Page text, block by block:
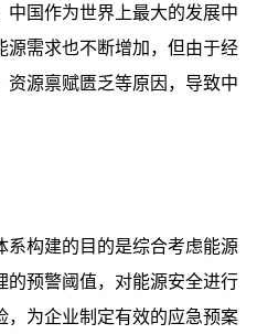
中国作为世界上最大的发展中
源需求也不断增加，但由于经
源禀赋匮乏等原因，导致中
系构建的目的是综合考虑能源
的预警阈值，对能源安全进行
，为企业制定有效的应急预案